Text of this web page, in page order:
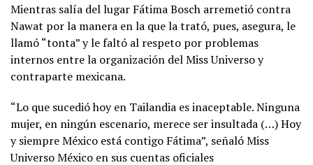
Mientras salía del lugar Fátima Bosch arremetió contra
Nawat por la manera en la que la trató, pues, asegura, le
llamó “tonta” y le faltó al respeto por problemas
internos entre la organización del Miss Universo y
contraparte mexicana.
“Lo que sucedió hoy en Tailandia es inaceptable. Ninguna
mujer, en ningún escenario, merece ser insultada (…) Hoy
y siempre México está contigo Fátima”, señaló Miss
Universo México en sus cuentas oficiales